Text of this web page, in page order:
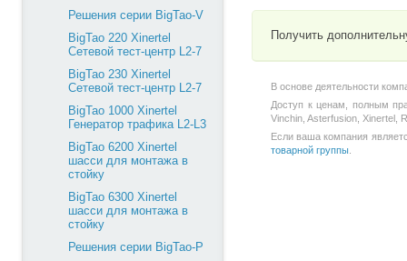
Решения серии BigTao-V
BigTao 220 Xinertel
Сетевой тест-центр L2-7
BigTao 230 Xinertel
Сетевой тест-центр L2-7
BigTao 1000 Xinertel
Генератор трафика L2-L3
BigTao 6200 Xinertel
шасси для монтажа в
стойку
BigTao 6300 Xinertel
шасси для монтажа в
стойку
Решения серии BigTao-P
Получить
В основе деятельности
Доступ к ценам, полным
Vinchin, Asterfusion, Xinertel,
Если ваша компания
товарной группы.